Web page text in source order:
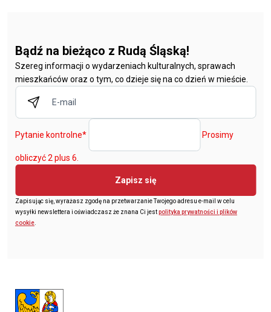
Bądź na bieżąco z Rudą Śląską!
Szereg informacji o wydarzeniach kulturalnych, sprawach
mieszkańców oraz o tym, co dzieje się na co dzień w mieście.
Pytanie kontrolne* Prosimy
obliczyć 2 plus 6.
Zapisz się
Zapisując się, wyrażasz zgodę na przetwarzanie Twojego adresu e-mail w celu
wysyłki newslettera i oświadczasz że znana Ci jestpolityka prywatności i plików
cookie